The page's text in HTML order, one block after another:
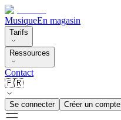
MusiqueEn magasin
Tarifs
Ressources
Contact
🇫🇷
Se connecter Créer un compte